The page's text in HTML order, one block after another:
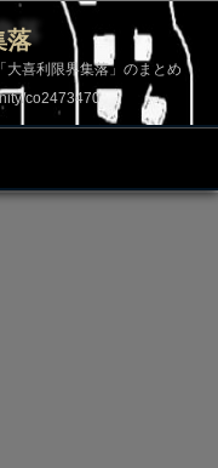
落
喜利限界集落」のまとめ
co2473470